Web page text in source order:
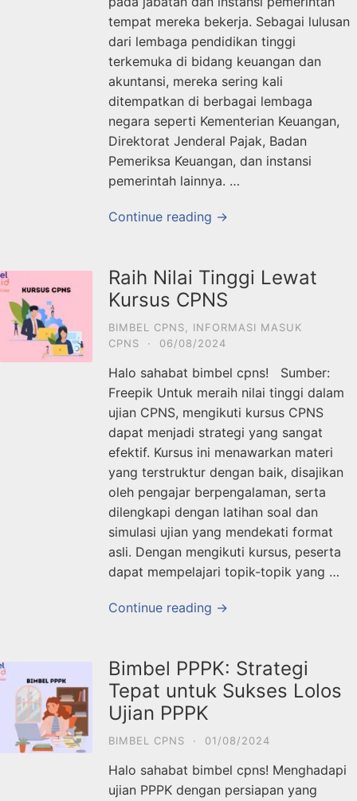
tempat mereka bekerja. Sebagai lulusan
dari lembaga pendidikan tinggi
terkemuka di bidang keuangan dan
akuntansi, mereka sering kali
ditempatkan di berbagai lembaga
negara seperti Kementerian Keuangan,
Direktorat Jenderal Pajak, Badan
Pemeriksa Keuangan, dan instansi
pemerintah lainnya. …
Continue reading →
Raih Nilai Tinggi Lewat
Kursus CPNS
BIMBEL CPNS
INFORMASI MASUK
CPNS
· 06/08/2024
Halo sahabat bimbel cpns! Sumber:
Freepik Untuk meraih nilai tinggi dalam
ujian CPNS, mengikuti kursus CPNS
dapat menjadi strategi yang sangat
efektif. Kursus ini menawarkan materi
yang terstruktur dengan baik, disajikan
oleh pengajar berpengalaman, serta
dilengkapi dengan latihan soal dan
simulasi ujian yang mendekati format
asli. Dengan mengikuti kursus, peserta
dapat mempelajari topik-topik yang …
Continue reading →
Bimbel PPPK: Strategi
Tepat untuk Sukses Lolos
Ujian PPPK
BIMBEL CPNS · 01/08/2024
Halo sahabat bimbel cpns! Menghadapi
ujian PPPK dengan persiapan yang